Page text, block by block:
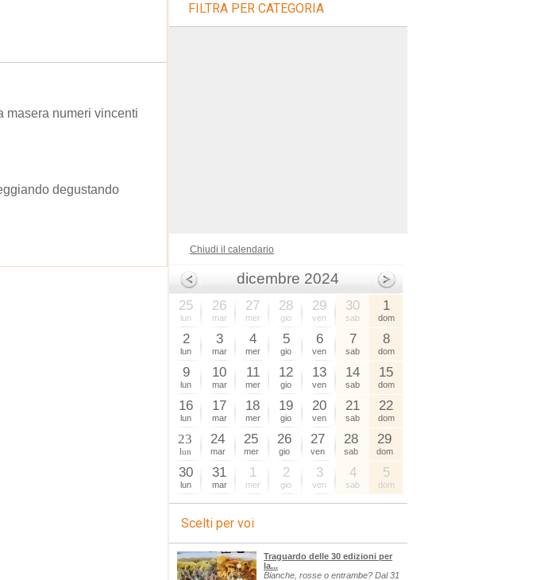
masera numeri vincenti
degustando
FILTRA PER CATEGORIA
Chiudi il calendario
dicembre 2024
25
lun
26
mar
27
mer
28
gio
29
ven
30
sab
1
dom
2
lun
3
mar
4
mer
5
gio
6
ven
7
sab
8
dom
9
lun
10
mar
11
mer
12
gio
13
ven
14
sab
15
dom
16
lun
17
mar
18
mer
19
gio
20
ven
21
sab
22
dom
23
lun
24
mar
25
mer
26
gio
27
ven
28
sab
29
dom
30
lun
31
mar
1
mer
2
gio
3
ven
4
sab
5
dom
Scelti per voi
Traguardo delle 30 edizioni per
la...
Bianche, rosse o entrambe? Dal 31